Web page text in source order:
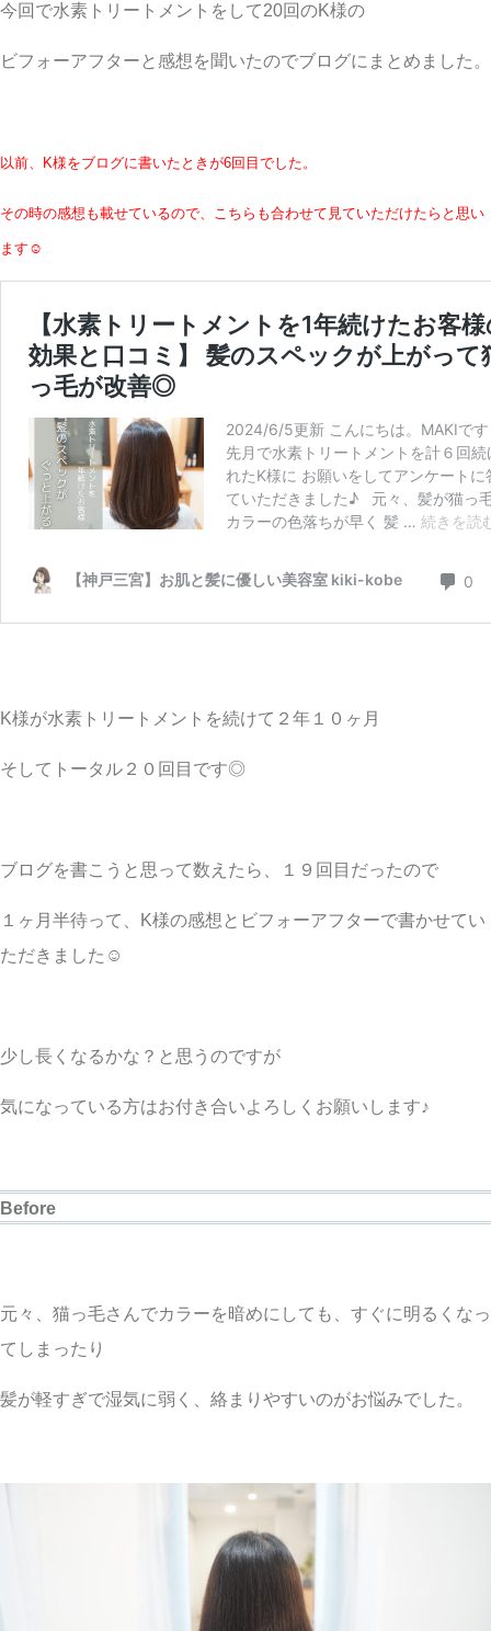
今回で水素トリートメントをして20回のK様の
ビフォーアフターと感想を聞いたのでブログにまとめました。
以前、K様をブログに書いたときが6回目でした。
その時の感想も載せているので、こちらも合わせて見ていただけたらと思い
ます☺︎
K様が水素トリートメントを続けて２年１０ヶ月
そしてトータル２０回目です◎
ブログを書こうと思って数えたら、１９回目だったので
１ヶ月半待って、K様の感想とビフォーアフターで書かせてい
ただきました☺︎
少し長くなるかな？と思うのですが
気になっている方はお付き合いよろしくお願いします♪
Before
元々、猫っ毛さんでカラーを暗めにしても、すぐに明るくなっ
てしまったり
髪が軽すぎで湿気に弱く、絡まりやすいのがお悩みでした。